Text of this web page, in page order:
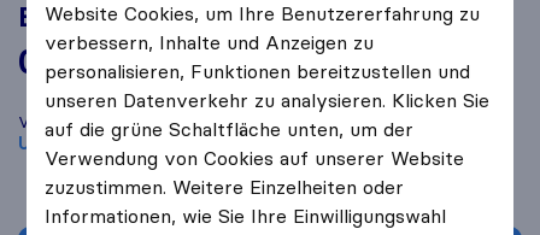
BTH Umzug- u. Transport GmbH
0,0 basierend auf0
Sirelo und Google Bewertungen
i
Vergleichen Sie BTH Umzug- u. Transport GmbH mit anderen
Umzugs​unternehmenausPirka
Website Cookies, um Ihre Benutzererfahrung zu
verbessern, Inhalte und Anzeigen zu
personalisieren, Funktionen bereitzustellen und
unseren Datenverkehr zu analysieren. Klicken Sie
auf die grüne Schaltfläche unten, um der
Verwendung von Cookies auf unserer Website
zuzustimmen. Weitere Einzelheiten oder
Informationen, wie Sie Ihre Einwilligungswahl